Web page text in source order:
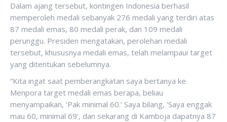
Dalam ajang tersebut, kontingen Indonesia berhasil
memperoleh medali sebanyak 276 medali yang terdiri atas
87 medali emas, 80 medali perak, dan 109 medali
perunggu. Presiden mengatakan, perolehan medali
tersebut, khususnya medali emas, telah melampaui target
yang ditentukan sebelumnya.
“Kita ingat saat pemberangkatan saya bertanya ke
Menpora target medali emas berapa, beliau
menyampaikan, ‘Pak minimal 60.’ Saya bilang, ‘Saya enggak
mau 60, minimal 69’, dan sekarang di Kamboja dapatnya 87